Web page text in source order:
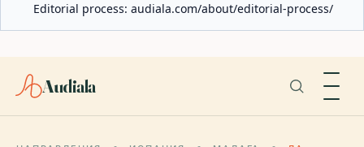
Editorial process: audiala.com/about/editorial-process/
Audiala